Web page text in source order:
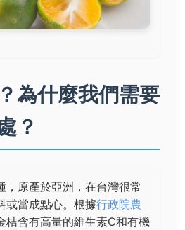
為什麼我們需要
？
，原產於亞洲，在台灣很常
或當成點心。根據行政院農
桔含有高量的維生素C和有機